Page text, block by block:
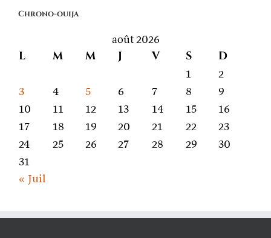
parle
Chrono-ouija
août 2026
L M M J V S D
1
2
3
4 5 6 7 8
9
10
11 12 13 14 15
16
17
18 19 20 21 22
23
24
25 26 27 28 29
30
31
« Juil